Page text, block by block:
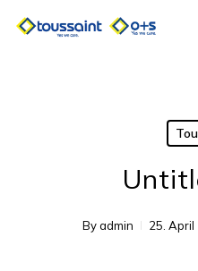
By admin 25. April